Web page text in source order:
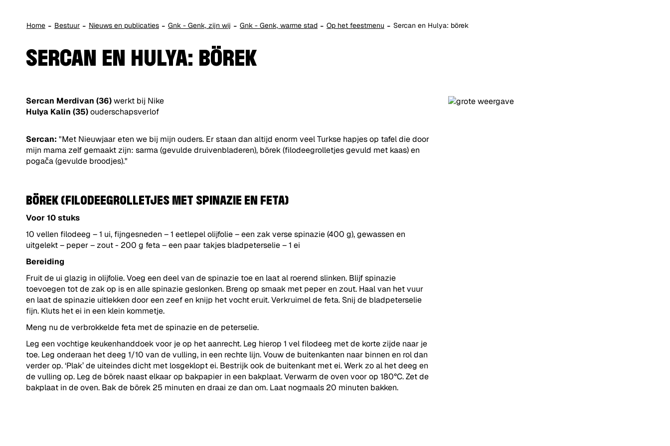
Home Bestuur Nieuws en publicaties Gnk - Genk, zijn wij Gnk - Genk, warme stad Op het feestmenu Sercan en Hulya: börek
SERCAN EN HULYA: BÖREK
Sercan Merdivan (36)werkt bij Nike
Hulya Kalin (35)ouderschapsverlof
Sercan: "Met Nieuwjaar eten we bij mijn ouders. Er staan dan altijd enorm veel Turkse hapjes op tafel die door
mijn mama zelf gemaakt zijn: sarma (gevulde druivenbladeren), börek (filodeegrolletjes gevuld met kaas) en
pogača (gevulde broodjes)."
BÖREK (FILODEEGROLLETJES MET SPINAZIE EN FETA)
Voor 10 stuks
10 vellen filodeeg – 1 ui, fijngesneden – 1 eetlepel olijfolie – een zak verse spinazie (400 g), gewassen en
uitgelekt – peper – zout - 200 g feta – een paar takjes bladpeterselie – 1 ei
Bereiding
Fruit de ui glazig in olijfolie. Voeg een deel van de spinazie toe en laat al roerend slinken. Blijf spinazie
toevoegen tot de zak op is en alle spinazie geslonken. Breng op smaak met peper en zout. Haal van het vuur
en laat de spinazie uitlekken door een zeef en knijp het vocht eruit. Verkruimel de feta. Snij de bladpeterselie
fijn. Kluts het ei in een klein kommetje.
Meng nu de verbrokkelde feta met de spinazie en de peterselie.
Leg een vochtige keukenhanddoek voor je op het aanrecht. Leg hierop 1 vel filodeeg met de korte zijde naar je
toe. Leg onderaan het deeg 1/10 van de vulling, in een rechte lijn. Vouw de buitenkanten naar binnen en rol dan
verder op. ‘Plak’ de uiteindes dicht met losgeklopt ei. Bestrijk ook de buitenkant met ei. Werk zo al het deeg en
de vulling op. Leg de börek naast elkaar op bakpapier in een bakplaat. Verwarm de oven voor op 180°C. Zet de
bakplaat in de oven. Bak de börek 25 minuten en draai ze dan om. Laat nogmaals 20 minuten bakken.